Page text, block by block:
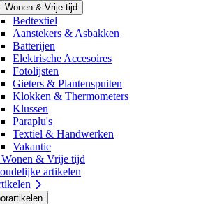
Wonen & Vrije tijd
Bedtextiel
Aanstekers & Asbakken
Batterijen
Elektrische Accesoires
Fotolijsten
Gieters & Plantenspuiten
Klokken & Thermometers
Klussen
Paraplu's
Textiel & Handwerken
Vakantie
Wonen & Vrije tijd
artikelen